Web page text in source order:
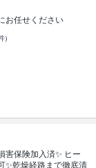
お任せください
)
害保険加入済✨ ヒー
✨乾燥経路まで徹底清